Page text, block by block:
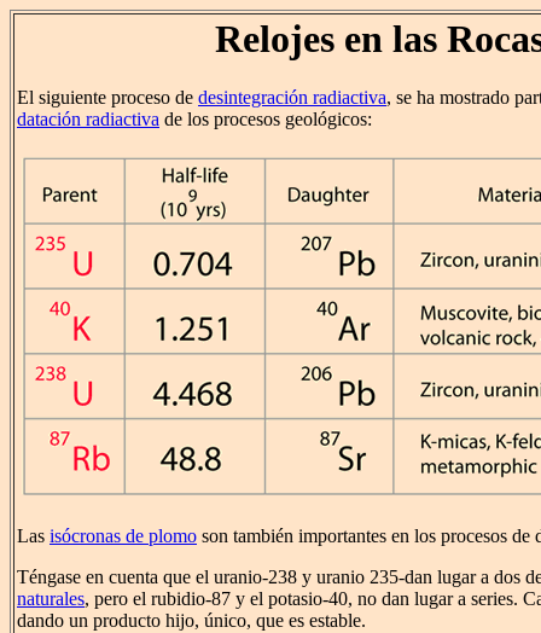
Relojes en las
El siguiente proceso de desintegración radiactiva, se ha mostrado
datación radiactiva de los procesos geológicos:
Las isócronas de plomo son también importantes en los procesos de
Téngase en cuenta que el uranio-238 y uranio 235-dan lugar a dos
naturales, pero el rubidio-87 y el potasio-40, no dan lugar a series.
dando un producto hijo, único, que es estable.